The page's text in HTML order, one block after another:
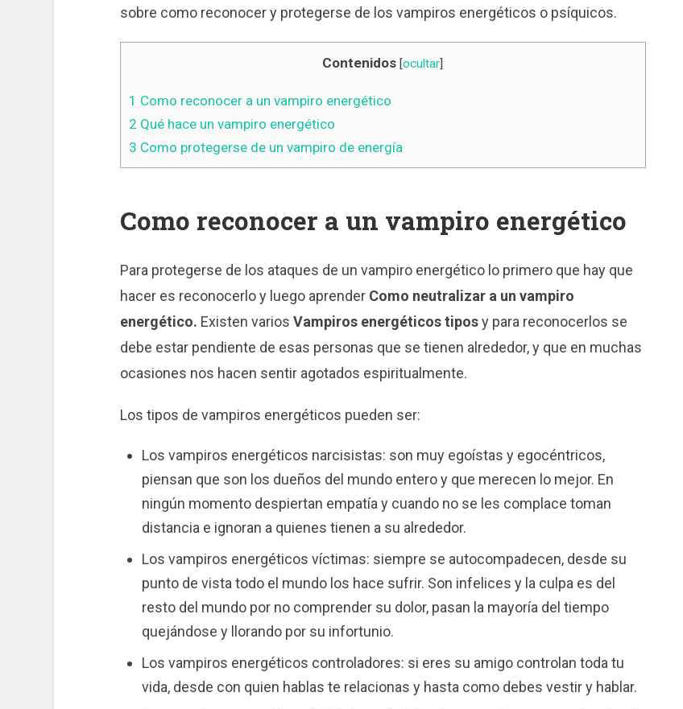
sobre como reconocer y protegerse de los vampiros energéticos o psíquicos.
Contenidos [ocultar]
1 Como reconocer a un vampiro energético
2 Qué hace un vampiro energético
3 Como protegerse de un vampiro de energía
Como reconocer a un vampiro energético
Para protegerse de los ataques de un vampiro energético lo primero que hay que
hacer es reconocerlo y luego aprender Como neutralizar a un vampiro
energético. Existen varios Vampiros energéticos tiposy para reconocerlos se
debe estar pendiente de esas personas que se tienen alrededor, y que en muchas
ocasiones nos hacen sentir agotados espiritualmente.
Los tipos de vampiros energéticos pueden ser:
Los vampiros energéticos narcisistas: son muy egoístas y egocéntricos,
piensan que son los dueños del mundo entero y que merecen lo mejor. En
ningún momento despiertan empatía y cuando no se les complace toman
distancia e ignoran a quienes tienen a su alrededor.
Los vampiros energéticos víctimas: siempre se autocompadecen, desde su
punto de vista todo el mundo los hace sufrir. Son infelices y la culpa es del
resto del mundo por no comprender su dolor, pasan la mayoría del tiempo
quejándose y llorando por su infortunio.
Los vampiros energéticos controladores: si eres su amigo controlan toda tu
vida, desde con quien hablas te relacionas y hasta como debes vestir y hablar.